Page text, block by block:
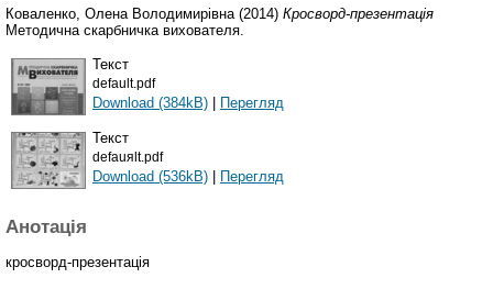
Коваленко, Олена Володимирівна (2014) Кросворд-презентація
Методична скарбничка вихователя.
Текст
default.pdf
Download (384kB) | Перегляд
Текст
defauяlt.pdf
Download (536kB) | Перегляд
Анотація
кросворд-презентація